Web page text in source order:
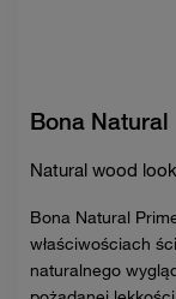
Bona Natural
Natural wood look
Bona Natural
właściwościach
naturalnego